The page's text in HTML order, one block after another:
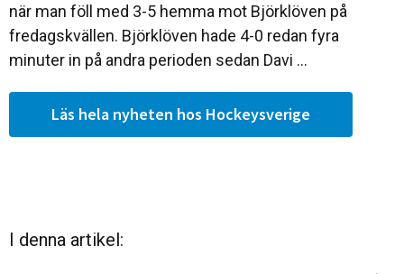
när man föll med 3-5 hemma mot Björklöven på
fredagskvällen. Björklöven hade 4-0 redan fyra
minuter in på andra perioden sedan Davi ...
Läs hela nyheten hos Hockeysverige
I denna artikel: